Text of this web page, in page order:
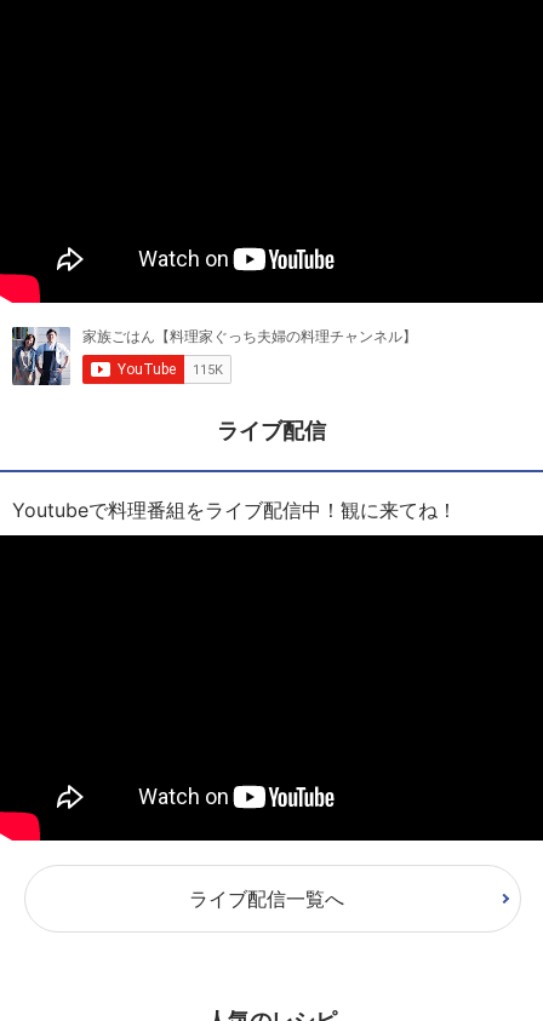
ライブ配信
Youtubeで料理番組をライブ配信中！観に来てね！
ライブ配信一覧へ